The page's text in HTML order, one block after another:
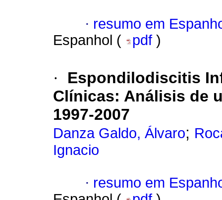
· resumo em
Espanhol (
pdf )
·
Espondilodiscitis
Clínicas: Análisis de
1997-2007
Danza Galdo, Álvaro;
Ignacio
· resumo em